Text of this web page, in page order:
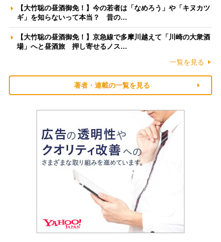
【大竹聡の昼酒御免！】今の若者は「なめろう」や「キヌカツ
ギ」を知らないって本当？ 昔の…
【大竹聡の昼酒御免！】京急線で多摩川越えて「川崎の大衆酒
場」へと昼酒旅 押し寄せるノス…
一覧を見る
著者・連載の一覧を見る